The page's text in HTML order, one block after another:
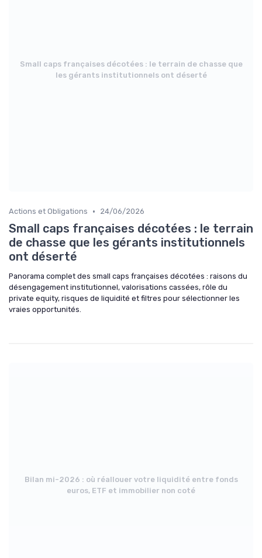
Small caps françaises décotées : le terrain de chasse que
les gérants institutionnels ont déserté
Actions et Obligations • 24/06/2026
Small caps françaises décotées : le terrain
de chasse que les gérants institutionnels
ont déserté
Panorama complet des small caps françaises décotées : raisons du
désengagement institutionnel, valorisations cassées, rôle du
private equity, risques de liquidité et filtres pour sélectionner les
vraies opportunités.
Bilan mi-2026 : où réallouer votre liquidité entre fonds
euros, ETF et immobilier non coté